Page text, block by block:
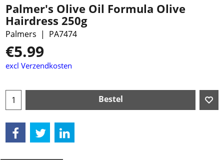
Palmer's Olive Oil Formula Olive
Hairdress 250g
Palmers PA7474
€5.99
excl Verzendkosten
Bestel